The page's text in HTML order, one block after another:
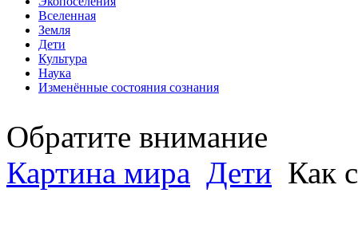
Вселенная
Земля
Дети
Культура
Наука
Изменённые состояния сознания
Обратите внимание
Картина мира Дети Как